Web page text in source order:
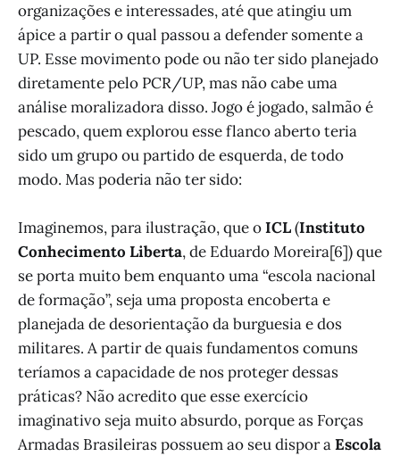
organizações e interessades, até que atingiu um
ápice a partir o qual passou a defender somente a
UP. Esse movimento pode ou não ter sido planejado
diretamente pelo PCR/UP, mas não cabe uma
análise moralizadora disso. Jogo é jogado, salmão é
pescado, quem explorou esse flanco aberto teria
sido um grupo ou partido de esquerda, de todo
modo. Mas poderia não ter sido:
Imaginemos, para ilustração, que oICL(Instituto
Conhecimento Liberta, de Eduardo Moreira[6]) que
se porta muito bem enquanto uma “escola nacional
de formação”, seja uma proposta encoberta e
planejada de desorientação da burguesia e dos
militares. A partir de quais fundamentos comuns
teríamos a capacidade de nos proteger dessas
práticas? Não acredito que esse exercício
imaginativo seja muito absurdo, porque as Forças
Armadas Brasileiras possuem ao seu dispor aEscola